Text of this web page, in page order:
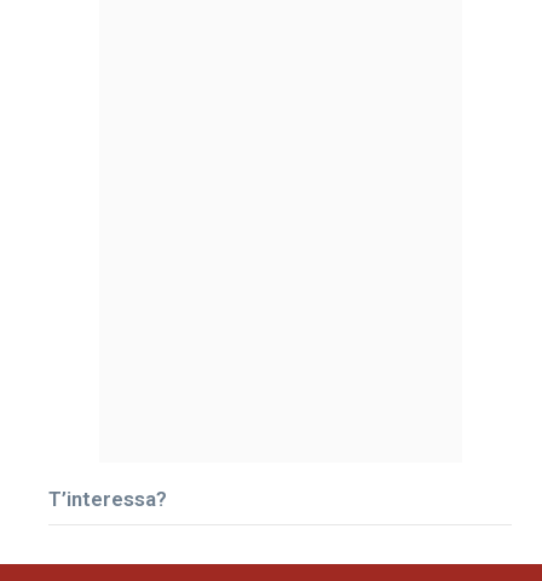
T’interessa?